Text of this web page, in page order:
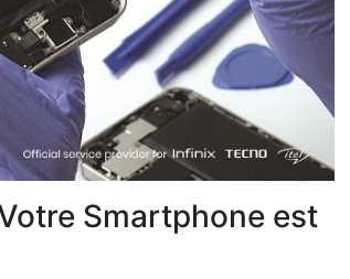
Smartphone est